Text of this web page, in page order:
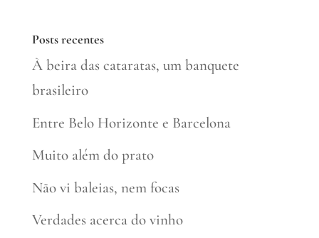
Posts recentes
À beira das cataratas, um banquete
brasileiro
Entre Belo Horizonte e Barcelona
Muito além do prato
Não vi baleias, nem focas
Verdades acerca do vinho